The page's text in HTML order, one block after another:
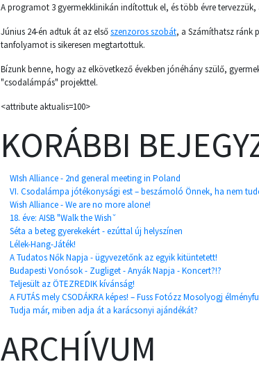
A programot 3 gyermekklinikán indítottuk el, és több évre
Június 24-én adtuk át az elsőszenzoros szobát, a Számíthatsz ránk
tanfolyamot is sikeresen megtartottuk.
Bízunk benne, hogy az elkövetkező években jónéhány szülő,
"csodalámpás" projekttel.
<attribute aktualis=100>
KORÁBBI
WIsh Alliance - 2nd general meeting in Poland
VI. Csodalámpa jótékonysági est – beszámoló Önnek, ha nem
Wish Alliance - We are no more alone!
18. éve: AISB "Walk the Wishˇ
Séta a beteg gyerekekért - ezúttal új helyszínen
Lélek-Hang-Játék!
A Tudatos Nők Napja - ügyvezetőnk az egyik kitüntetett!
Budapesti Vonósok - Zugliget - Anyák Napja - Koncert?!?
Teljesült az ÖTEZREDIK kívánság!
A FUTÁS mely CSODÁKRA képes! – Fuss Fotózz Mosolyogj
Tudja már, miben adja át a karácsonyi ajándékát?
ARCHÍVUM